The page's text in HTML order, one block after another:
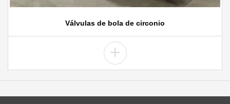
Válvulas de bola de circonio
+